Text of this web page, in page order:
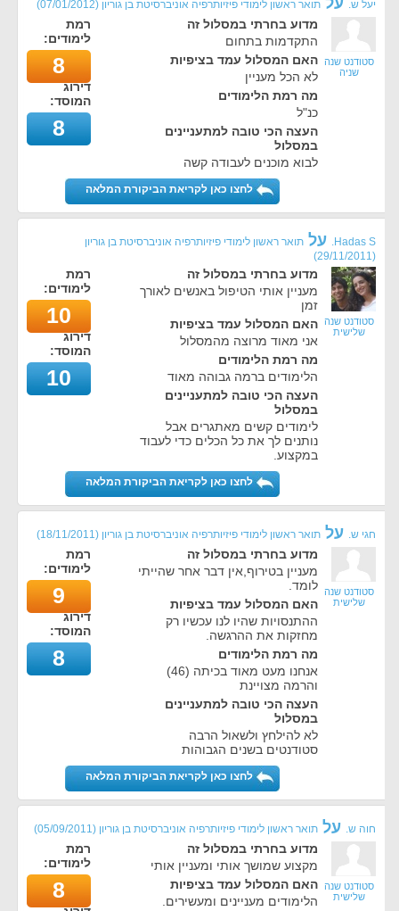
יעל ש. תואר ראשון לימודי פיזיותרפיה אוניברסיטת בן גוריון (
07/01/2012
)
סטודנט שנה
שניה
מדוע בחרתי במסלול זה
התקדמות בתחום
האם המסלול עמד בציפיות
לא הכל מעניין
מה רמת הלימודים
כנ"ל
העצה הכי טובה למתעניינים
במסלול
לבוא מוכנים לעבודה קשה
רמת
לימודים:
8
דירוג
המוסד:
8
לחצו כאן לקריאת הביקורת המלאה
Hadas S. על תואר ראשון לימודי פיזיותרפיה אוניברסיטת בן גוריון
(
29/11/2011
)
סטודנט שנה
שלישית
מדוע בחרתי במסלול זה
מעניין אותי הטיפול באנשים לאורך
זמן
האם המסלול עמד בציפיות
אני מאוד מרוצה מהמסלול
מה רמת הלימודים
הלימודים ברמה גבוהה מאוד
העצה הכי טובה למתעניינים
במסלול
לימודים קשים מאתגרים אבל
נותנים לך את כל הכלים כדי לעבוד
במקצוע.
רמת
לימודים:
10
דירוג
המוסד:
10
לחצו כאן לקריאת הביקורת המלאה
חגי ש. על תואר ראשון לימודי פיזיותרפיה אוניברסיטת בן גוריון (
18/11/2011
)
סטודנט שנה
שלישית
מדוע בחרתי במסלול זה
מעניין בטירוף,אין דבר אחר שהייתי
לומד.
האם המסלול עמד בציפיות
ההתנסויות שהיו לנו עכשיו רק
מחזקות את ההרגשה.
מה רמת הלימודים
אנחנו מעט מאוד בכיתה (46)
והרמה מצויינת
העצה הכי טובה למתעניינים
במסלול
לא להילחץ ולשאול הרבה
סטודנטים בשנים הגבוהות
רמת
לימודים:
9
דירוג
המוסד:
8
לחצו כאן לקריאת הביקורת המלאה
חוה ש. על תואר ראשון לימודי פיזיותרפיה אוניברסיטת בן גוריון (
05/09/2011
)
סטודנט שנה
שלישית
מדוע בחרתי במסלול זה
מקצוע שמושך אותי ומעניין אותי
האם המסלול עמד בציפיות
הלימודים מעניינים ומעשירים.
רמת
לימודים:
8